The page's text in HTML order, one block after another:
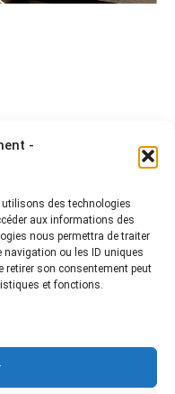
-
utilisons des technologies
aux informations des
nous permettra de traiter
navigation ou les ID uniques
retirer son consentement peut
et fonctions.
3 - 85430 La
engagée